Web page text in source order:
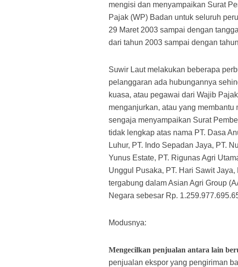
mengisi dan menyampaikan Surat
Pajak (WP) Badan untuk seluruh
29 Maret 2003 sampai dengan
dari tahun 2003 sampai dengan
Suwir Laut melakukan beberapa
pelanggaran ada hubungannya
kuasa, atau pegawai dari Wajib
menganjurkan, atau yang
sengaja menyampaikan Surat
tidak lengkapatas nama PT. Dasa
Luhur, PT. Indo Sepadan Jaya, PT.
Yunus Estate, PT. Rigunas Agri
Unggul Pusaka, PT. Hari Sawit
tergabung dalam Asian Agri Group
Negara sebesar Rp.
Modusnya:
Mengecilkan penjualan antara lain
penjualan ekspor yang pengiriman